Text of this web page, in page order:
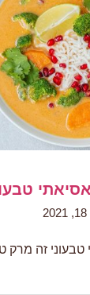
זה מרק